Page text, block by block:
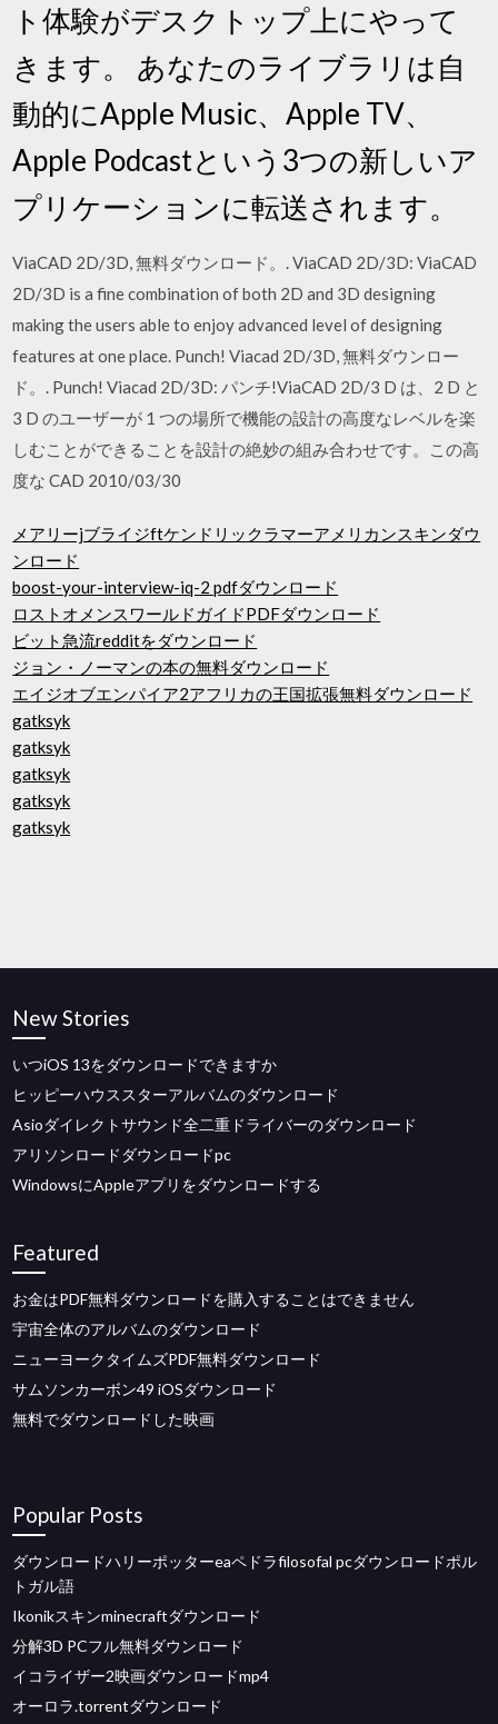
ト体験がデスクトップ上にやって
きます。 あなたのライブラリは自
動的にApple Music、Apple TV、
Apple Podcastという3つの新しいア
プリケーションに転送されます。
ViaCAD 2D/3D, 無料ダウンロード。. ViaCAD 2D/3D: ViaCAD
2D/3D is a fine combination of both 2D and 3D designing
making the users able to enjoy advanced level of designing
features at one place. Punch! Viacad 2D/3D, 無料ダウンロー
ド。. Punch! Viacad 2D/3D: パンチ!ViaCAD 2D/3 D は、2 D と
3 D のユーザーが 1 つの場所で機能の設計の高度なレベルを楽
しむことができることを設計の絶妙の組み合わせです。この高
度な CAD 2010/03/30
メアリーjブライジftケンドリックラマーアメリカンスキンダウ
ンロード
boost-your-interview-iq-2 pdfダウンロード
ロストオメンスワールドガイドPDFダウンロード
ビット急流redditをダウンロード
ジョン・ノーマンの本の無料ダウンロード
エイジオブエンパイア2アフリカの王国拡張無料ダウンロード
gatksyk
gatksyk
gatksyk
gatksyk
gatksyk
New Stories
いつiOS 13をダウンロードできますか
ヒッピーハウススターアルバムのダウンロード
Asioダイレクトサウンド全二重ドライバーのダウンロード
アリソンロードダウンロードpc
WindowsにAppleアプリをダウンロードする
Featured
お金はPDF無料ダウンロードを購入することはできません
宇宙全体のアルバムのダウンロード
ニューヨークタイムズPDF無料ダウンロード
サムソンカーボン49 iOSダウンロード
無料でダウンロードした映画
Popular Posts
ダウンロードハリーポッターeaペドラfilosofal pcダウンロードポル
トガル語
Ikonikスキンminecraftダウンロード
分解3D PCフル無料ダウンロード
イコライザー2映画ダウンロードmp4
オーロラ.torrentダウンロード